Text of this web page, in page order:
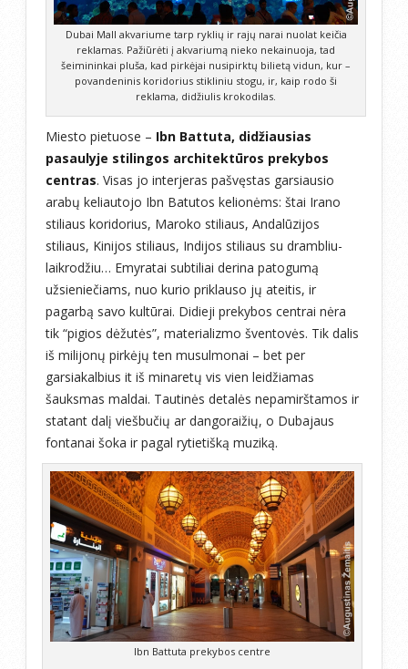
Dubai Mall akvariume tarp ryklių ir rajų narai nuolat keičia
reklamas. Pažiūrėti į akvariumą nieko nekainuoja, tad
šeimininkai pluša, kad pirkėjai nusipirktų bilietą vidun, kur –
povandeninis koridorius stikliniu stogu, ir, kaip rodo ši
reklama, didžiulis krokodilas.
Miesto pietuose – Ibn Battuta, didžiausias
pasaulyje stilingos architektūros prekybos
centras. Visas jo interjeras pašvęstas garsiausio
arabų keliautojo Ibn Batutos kelionėms: štai Irano
stiliaus koridorius, Maroko stiliaus, Andalūzijos
stiliaus, Kinijos stiliaus, Indijos stiliaus su drambliu-
laikrodžiu… Emyratai subtiliai derina patogumą
užsieniečiams, nuo kurio priklauso jų ateitis, ir
pagarbą savo kultūrai. Didieji prekybos centrai nėra
tik “pigios dėžutės”, materializmo šventovės. Tik dalis
iš milijonų pirkėjų ten musulmonai – bet per
garsiakalbius it iš minaretų vis vien leidžiamas
šauksmas maldai. Tautinės detalės nepamirštamos ir
statant dalį viešbučių ar dangoraižių, o Dubajaus
fontanai šoka ir pagal rytietišką muziką.
Ibn Battuta prekybos centre